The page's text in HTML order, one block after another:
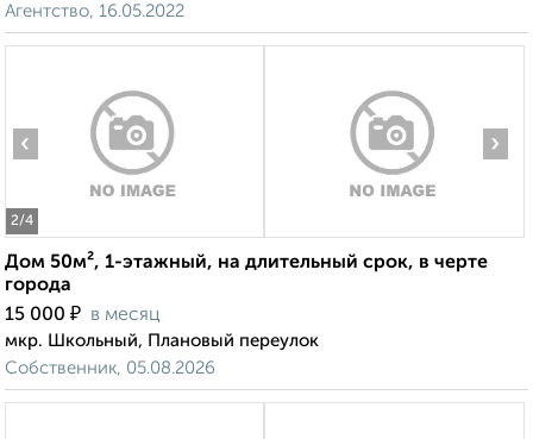
Агентство, 16.05.2022
2/4
‹ ›
Дом 50м², 1-этажный, на длительный срок, в черте
города
15 000 ₽ в месяц
мкр. Школьный, Плановый переулок
Собственник, 05.08.2026